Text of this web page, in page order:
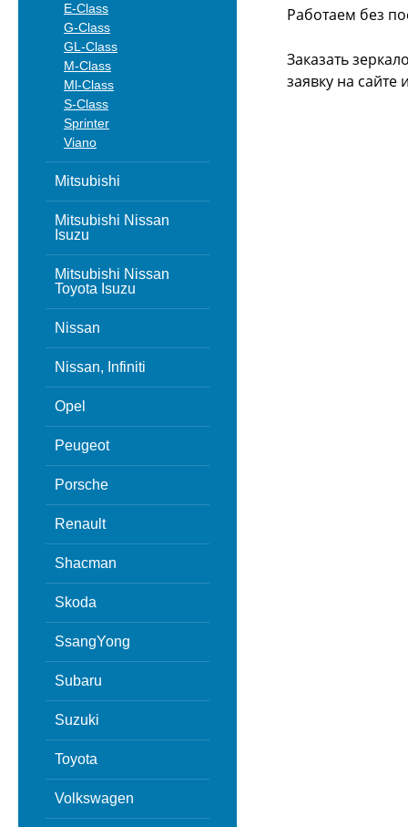
E-Class
G-Class
GL-Class
M-Class
Ml-Class
S-Class
Sprinter
Viano
Mitsubishi
Mitsubishi Nissan
Isuzu
Mitsubishi Nissan
Toyota Isuzu
Nissan
Nissan, Infiniti
Opel
Peugeot
Porsche
Renault
Shacman
Skoda
SsangYong
Subaru
Suzuki
Toyota
Volkswagen
Работаем без
Заказать
заявку на сайте